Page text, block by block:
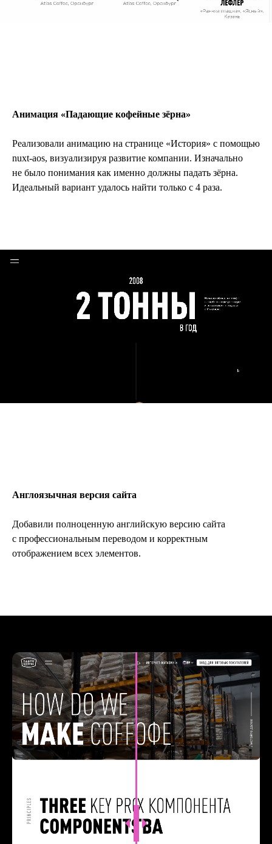
Анимация «Падающие кофейные зёрна»
Реализовали анимацию на странице «История» с помощью
nuxt-aos, визуализируя развитие компании. Изначально
не было понимания как именно должны падать зёрна.
Идеальный вариант удалось найти только с 4 раза.
Англоязычная версия сайта
Добавили полноценную английскую версию сайта
с профессиональным переводом и корректным
отображением всех элементов.